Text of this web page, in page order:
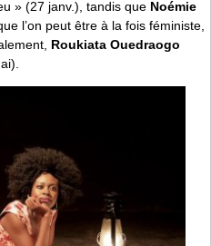
» (27 janv.), tandis que Noémie
l’on peut être à la fois féministe,
Roukiata Ouedraogo